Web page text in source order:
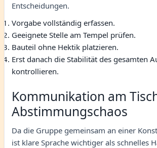
Entscheidungen.
Vorgabe vollständig erfassen.
Geeignete Stelle am Tempel prüfen.
Bauteil ohne Hektik platzieren.
Erst danach die Stabilität des gesamten
kontrollieren.
Kommunikation am
Abstimmungschaos
Da die Gruppe gemeinsam an einer
ist klare Sprache wichtiger als schnelles